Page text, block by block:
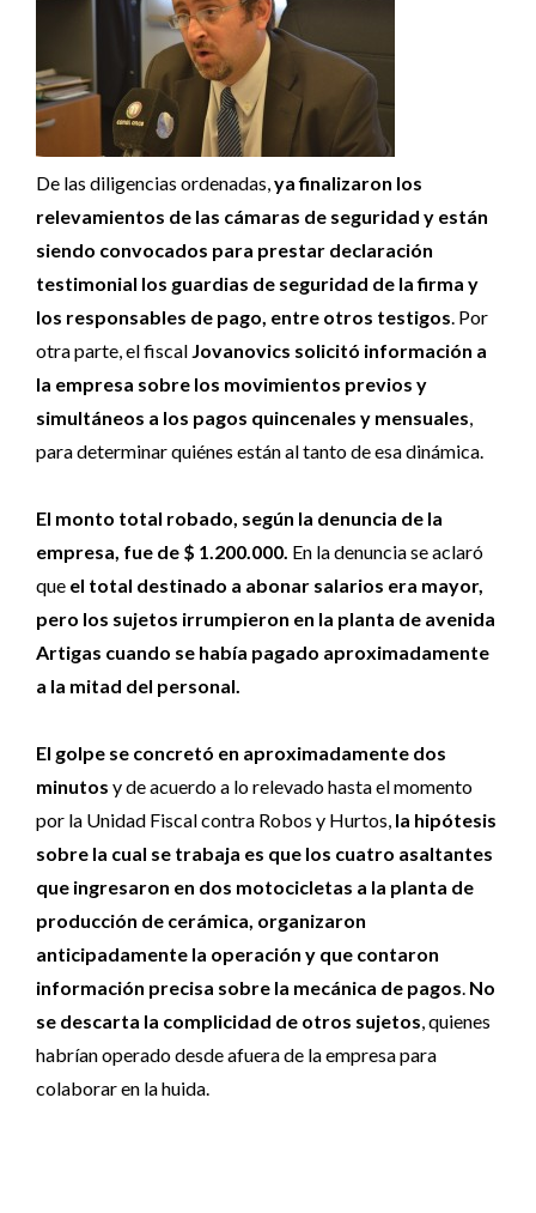
De las diligencias ordenadas,ya finalizaron los
relevamientos de las cámaras de seguridad y están
siendo convocados para prestar declaración
testimonial los guardias de seguridad de la firma y
los responsables de pago, entre otros testigos. Por
otra parte, el fiscal Jovanovics solicitó información a
la empresa sobre los movimientos previos y
simultáneos a los pagos quincenales y mensuales,
para determinar quiénes están al tanto de esa dinámica.
El monto total robado, según la denuncia de la
empresa, fue de $ 1.200.000. En la denuncia se aclaró
que el total destinado a abonar salarios era mayor,
pero los sujetos irrumpieron en la planta de avenida
Artigas cuando se había pagado aproximadamente
a la mitad del personal.
El golpe se concretó en aproximadamente dos
minutos y de acuerdo a lo relevado hasta el momento
por la Unidad Fiscal contra Robos y Hurtos, la hipótesis
sobre la cual se trabaja es que los cuatro asaltantes
que ingresaron en dos motocicletas a la planta de
producción de cerámica, organizaron
anticipadamente la operación y que contaron
información precisa sobre la mecánica de pagos. No
se descarta la complicidad de otros sujetos, quienes
habrían operado desde afuera de la empresa para
colaborar en la huida.